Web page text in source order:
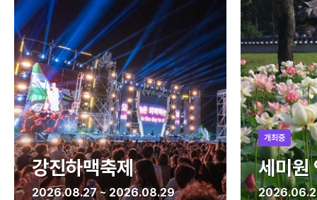
강진하맥축제
2026.08.27 ~ 2026.08.29
개최중
세미원